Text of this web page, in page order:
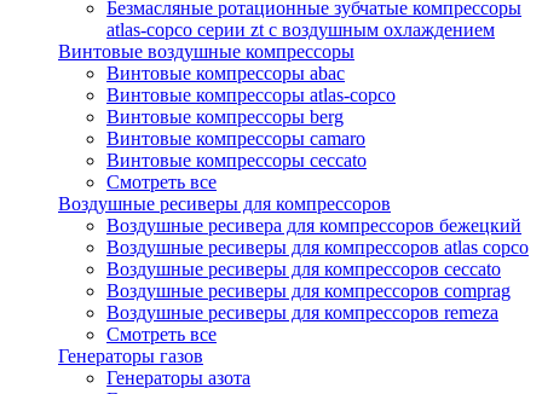
Безмасляные ротационные зубчатые компрессоры
atlas-copco серии zt с воздушным охлаждением
Винтовые воздушные компрессоры
Винтовые компрессоры abac
Винтовые компрессоры atlas-copco
Винтовые компрессоры berg
Винтовые компрессоры camaro
Винтовые компрессоры ceccato
Смотреть все
Воздушные ресиверы для компрессоров
Воздушные ресивера для компрессоров бежецкий
Воздушные ресиверы для компрессоров atlas copco
Воздушные ресиверы для компрессоров ceccato
Воздушные ресиверы для компрессоров comprag
Воздушные ресиверы для компрессоров remeza
Смотреть все
Генераторы газов
Генераторы азота